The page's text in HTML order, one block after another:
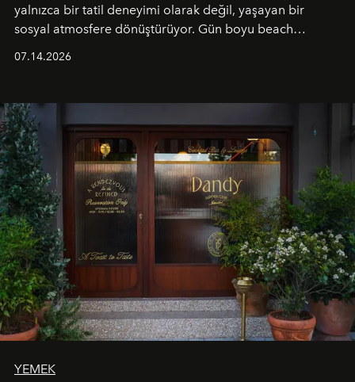
yalnızca bir tatil deneyimi olarak değil, yaşayan bir
sosyal atmosfere dönüştürüyor. Gün boyu beach
tematik gastronomi geceleri misafirlerle buluşuyor.
Paylaşıma, lezzete ve müziğe odaklanan bu özel
akşamlar, YAZ’ın sade lüks anlayışını gün batımından
geceye taşıyarak her hafta farklı bir deneyim sunuyor.
07.14.2026
YEMEK